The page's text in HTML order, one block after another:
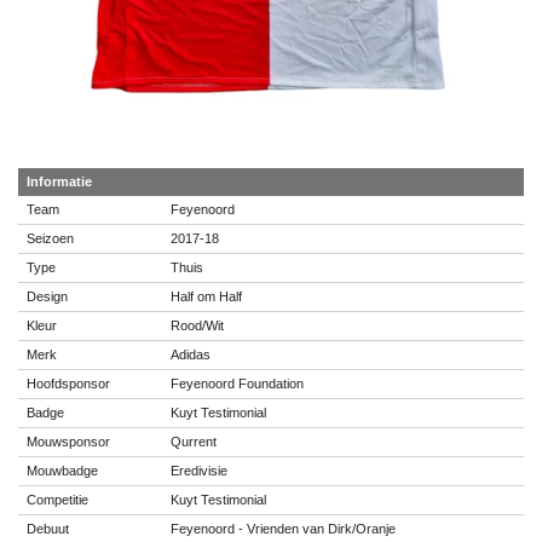
Informatie
Team
Feyenoord
Seizoen
2017-18
Type
Thuis
Design
Half om Half
Kleur
Rood/Wit
Merk
Adidas
Hoofdsponsor
Feyenoord Foundation
Badge
Kuyt Testimonial
Mouwsponsor
Qurrent
Mouwbadge
Eredivisie
Competitie
Kuyt Testimonial
Debuut
Feyenoord - Vrienden van Dirk/Oranje